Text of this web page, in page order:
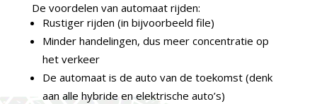
De voordelen van automaat rijden:
Rustiger rijden (in bijvoorbeeld file)
Minder handelingen, dus meer concentratie op
het verkeer
De automaat is de auto van de toekomst (denk
aan alle hybride en elektrische auto’s)